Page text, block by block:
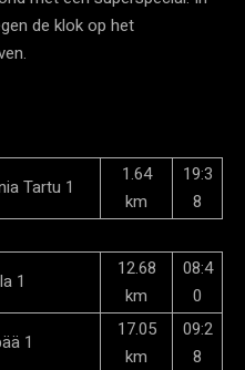
de klok op het
Tartu 1
1.64
km
19:3
8
1
12.68
km
08:4
0
1
17.05
km
09:2
8